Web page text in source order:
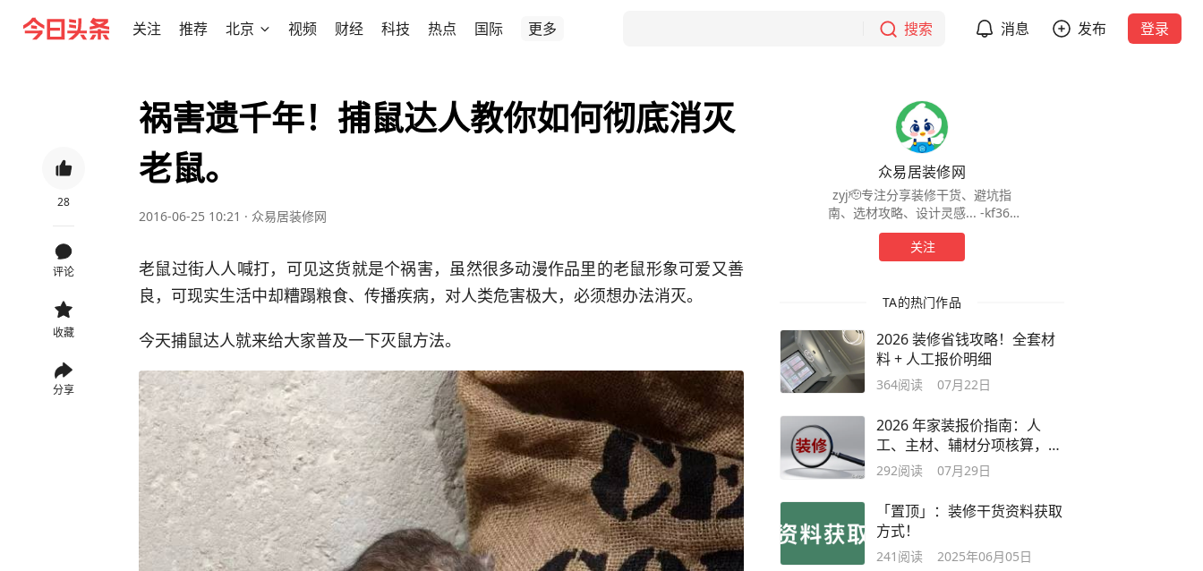
关注 推荐 北京 视频 财经 科技 热点 国际 更多 搜索 消息 发布 登录
28
评论
收藏
分享
祸害遗千年！捕鼠达人教你如何彻底消灭
老鼠。
2016-06-25 10:21 · 众易居装修网
老鼠过街人人喊打，可见这货就是个祸害，虽然很多动漫作品里的老鼠形象可爱又善
良，可现实生活中却糟蹋粮食、传播疾病，对人类危害极大，必须想办法消灭。
今天捕鼠达人就来给大家普及一下灭鼠方法。
众易居装修网
zyj🫡专注分享装修干货、避坑指
南、选材攻略、设计灵感... -kf360
🙋‍♂️关注我，让你不踩坑，不花冤枉
钱💯
关注
TA的热门作品
2026 装修省钱攻略！全套材
料 + 人工报价明细
364阅读 07月22日
2026 年家装报价指南：人
工、主材、辅材分项核算，各
户型直接套用
292阅读 07月29日
「置顶」：装修干货资料获取
方式！
241 阅读 2025年06月05日